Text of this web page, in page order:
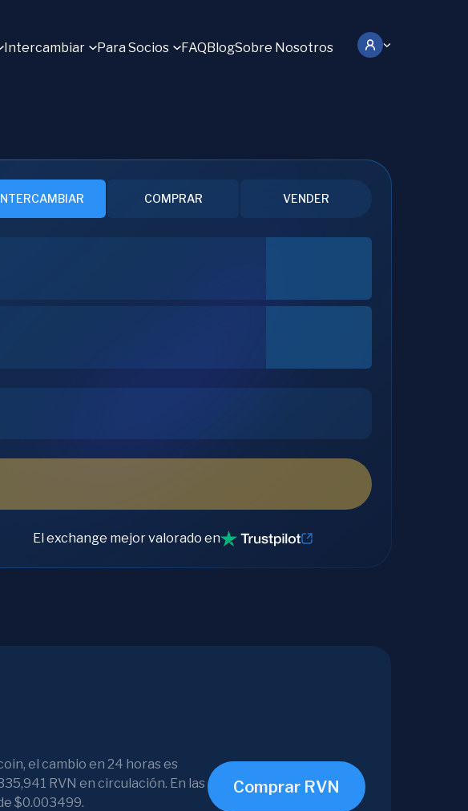
Intercambiar Para Socios FAQBlogSobre Nosotros
COMPRAR VENDER
El exchange mejor valorado en
el cambio en 24 horas es
RVN en circulación. En las
$0.003499.
Comprar RVN